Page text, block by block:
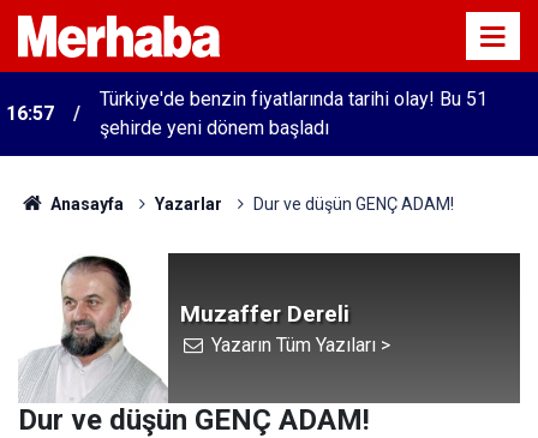
16:57
Türkiye'de benzin fiyatlarında tarihi olay! Bu 51
şehirde yeni dönem başladı
Anasayfa Yazarlar Dur ve düşün GENÇ ADAM!
Muzaffer Dereli
Yazarın Tüm Yazıları >
Dur ve düşün GENÇ ADAM!